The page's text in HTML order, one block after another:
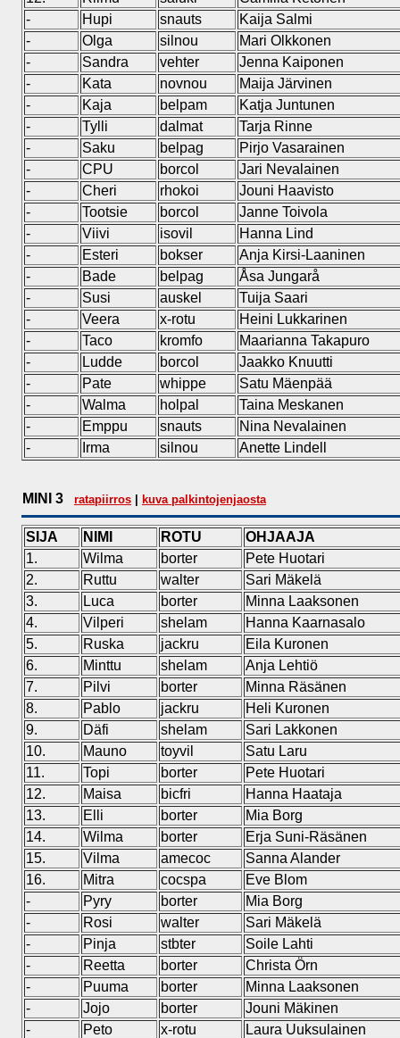
-
Hupi snauts
Kaija Salmi
-
Olga silnou
Mari Olkkonen
-
Sandra vehter
Jenna Kaiponen
-
Kata novnou
Maija Järvinen
-
Kaja belpam
Katja Juntunen
-
Tylli dalmat
Tarja Rinne
-
Saku belpag
Pirjo Vasarainen
-
CPU borcol
Jari Nevalainen
-
Cheri rhokoi
Jouni Haavisto
-
Tootsie borcol
Janne Toivola
-
Viivi isovil
Hanna Lind
-
Esteri bokser
Anja Kirsi-Laaninen
-
Bade belpag
Åsa Jungarå
-
Susi auskel
Tuija Saari
-
Veera x-rotu
Heini Lukkarinen
-
Taco kromfo
Maarianna Takapuro
-
Ludde borcol
Jaakko Knuutti
-
Pate whippe
Satu Mäenpää
-
Walma holpal
Taina Meskanen
-
Emppu snauts
Nina Nevalainen
-
Irma silnou Anette Lindell
MINI 3 ratapiirros kuva palkintojenjaosta
SIJA NIMI ROTU
OHJAAJA
1.
Wilma borter
Pete Huotari
2.
Ruttu walter
Sari Mäkelä
3.
Luca borter
Minna Laaksonen
4.
Vilperi shelam
Hanna Kaarnasalo
5.
Ruska jackru
Eila Kuronen
6.
Minttu shelam
Anja Lehtiö
7.
Pilvi borter
Minna Räsänen
8.
Pablo jackru
Heli Kuronen
9.
Däfi shelam
Sari Lakkonen
10.
Mauno toyvil
Satu Laru
11.
Topi borter
Pete Huotari
12.
Maisa bicfri
Hanna Haataja
13.
Elli borter
Mia Borg
14.
Wilma borter
Erja Suni-Räsänen
15.
Vilma amecoc
Sanna Alander
16.
Mitra cocspa
Eve Blom
-
Pyry borter
Mia Borg
-
Rosi walter
Sari Mäkelä
-
Pinja stbter
Soile Lahti
-
Reetta borter
Christa Örn
-
Puuma borter
Minna Laaksonen
-
Jojo borter
Jouni Mäkinen
-
Peto x-rotu
Laura Uuksulainen